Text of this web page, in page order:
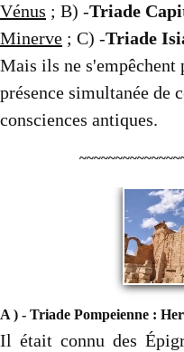
Vénus ; B) -Triade
Minerve ; C) -Triade
Mais ils ne s'empêchent
présence simultanée de
consciences antiques.
A ) - Triade Pompeienne :
Il était connu des